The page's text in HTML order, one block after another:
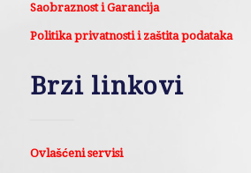
Saobraznost i Garancija
Politika privatnosti i zaštita podataka
Brzi linkovi
Ovlašćeni servisi